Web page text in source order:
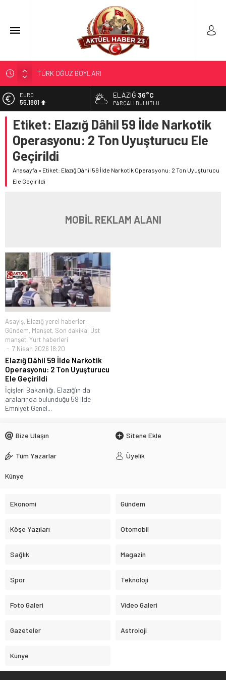
TÜRK OĞUZ BOYLARI
298 MİLYON DOLARLIK İHRACAT
ERDEM; ENTÜBE EDİLDİ…
ELAZIĞ’DA TEFECİLİK OPERASYONU
YRP’DEN, KARAYOLCULARA TEŞEKKÜR
EURO
55,1881
ALTIN
6.660,55
BİST
13.779,39
DOLAR
47,7111
ELAZIĞ 36°C
PARÇALI BULUTLU
Etiket: Elazığ Dâhil 59 İlde Narkotik
Operasyonu: 2 Ton Uyuşturucu Ele
Geçirildi
Anasayfa » Etiket: Elazığ Dâhil 59 İlde Narkotik Operasyonu: 2 Ton Uyuşturucu
Ele Geçirildi
MOBİL REKLAM ALANI
Asayiş, Elazığ yerel haberler,
Gündem, Manşet, Son dakika, Üst
manşet, Yurt haberleri
7 Nisan 2026 18:20
Elazığ Dâhil 59 İlde Narkotik
Operasyonu: 2 Ton Uyuşturucu
Ele Geçirildi
İçişleri Bakanlığı, Elazığ’ın da
aralarında bulunduğu 59 ilde
Emniyet Genel...
Bize Ulaşın Sitene Ekle
Tüm Yazarlar Üyelik
Künye
Ekonomi Gündem
Köşe Yazıları Otomobil
Sağlık Magazin
Spor Teknoloji
Foto Galeri Video Galeri
Gazeteler Astroloji
Künye